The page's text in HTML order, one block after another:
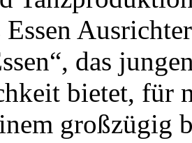
das
bietet, für
großzügig